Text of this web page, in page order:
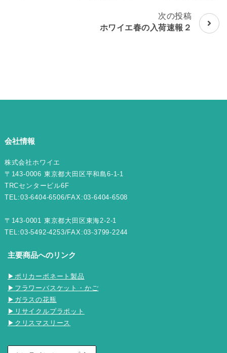
次の投稿
ホワイエ春の入荷速報２
会社情報
株式会社ホワイエ
〒143-0006 東京都大田区平和島6-1-1
TRCセンタービル6F
TEL:03-6404-6506/FAX:03-6404-6508
〒143-0001 東京都大田区東海2-2-1
TEL:03-5492-4253/FAX:03-3799-2244
主要商品へのリンク
▶ポリカーボネート製品
▶フラワーバスケット・かご
▶ガラスの花瓶
▶リサイクルプラポット
▶クリスマスリース